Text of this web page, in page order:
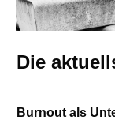
Die
Burnout als